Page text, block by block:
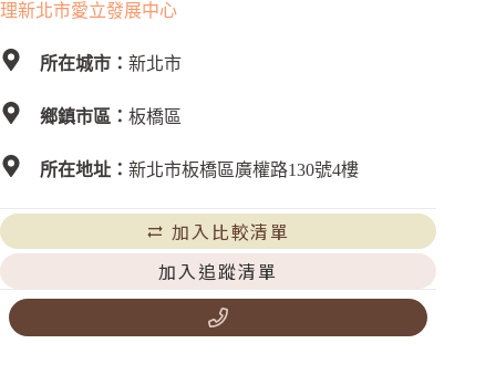
理新北市愛立發展中心
所在城市： 新北市
鄉鎮市區： 板橋區
所在地址： 新北市板橋區廣權路130號4樓
加入比較清單
加入追蹤清單